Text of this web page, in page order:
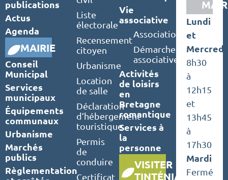
publications
Actus
Agenda
MAIRIE
Conseil
Municipal
Services
municipaux
Équipements
communaux
Urbanisme
Marchés
publics
Règlementation
Liste
électorale
Recensement
citoyen
Urbanisme
Location
de salle
Déclaration
d’hébergement
touristique
Permis
de
conduire
Certificat
Vie
associative
Associations
Démarches
associatives
Activités
de loisirs
en
Bretagne
romantique
Services à
la
personne
VISITER
TINTÉNIAC
Lundi
et
Mercredi
8h30
à
12h15
et
13h45
à
17h30
Mardi
Fermé